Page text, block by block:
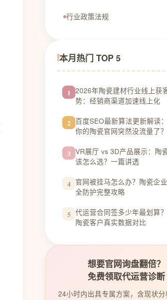
行业政策法规
本月热门 TOP 5
1 2026年陶瓷建材行业线上获
势：经销商渠道加速线上化
2 百度SEO最新算法更新解读
你的陶瓷官网突然没流量了？
3 VR展厅 vs 3D产品展示：陶
该怎么选？一篇讲透
4 官网被挂马怎么办？陶瓷企
全防护完整攻略
5 代运营合同签多少年最划算
陶瓷客户真实数据对比
想要官网询盘翻倍？
免费领取代运营诊断
24小时内出具专属方案，含现状